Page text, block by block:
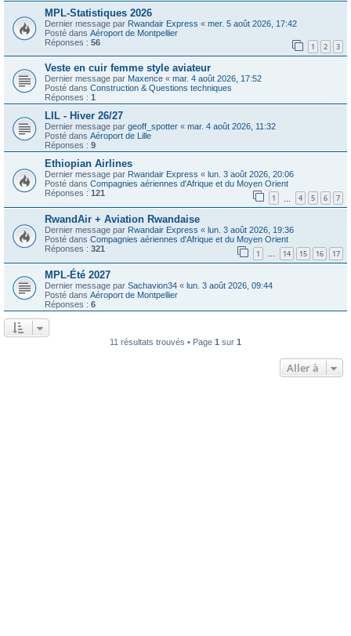
MPL-Statistiques 2026
Dernier message par Rwandair Express « mer. 5 août 2026, 17:42
Posté dans Aéroport de Montpellier
Réponses : 56 1 2 3
Veste en cuir femme style aviateur
Dernier message par Maxence « mar. 4 août 2026, 17:52
Posté dans Construction & Questions techniques
Réponses : 1
LIL - Hiver 26/27
Dernier message par geoff_spotter « mar. 4 août 2026, 11:32
Posté dans Aéroport de Lille
Réponses : 9
Ethiopian Airlines
Dernier message par Rwandair Express « lun. 3 août 2026, 20:06
Posté dans Compagnies aériennes d'Afrique et du Moyen Orient
Réponses : 121 1 4 5 6 7
RwandAir + Aviation Rwandaise
Dernier message par Rwandair Express « lun. 3 août 2026, 19:36
Posté dans Compagnies aériennes d'Afrique et du Moyen Orient
Réponses : 321 1 … 14 15 16 17
MPL-Été 2027
Dernier message par Sachavion34 « lun. 3 août 2026, 09:44
Posté dans Aéroport de Montpellier
Réponses : 6
11 résultats trouvés • Page 1 sur 1
Aller à